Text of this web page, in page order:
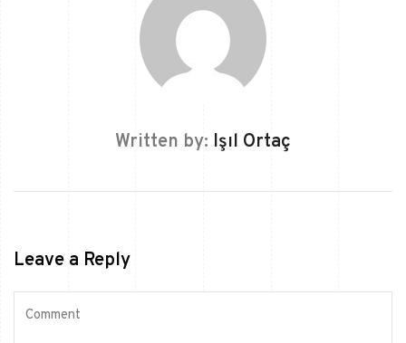
Written by: Işıl Ortaç
Leave a Reply